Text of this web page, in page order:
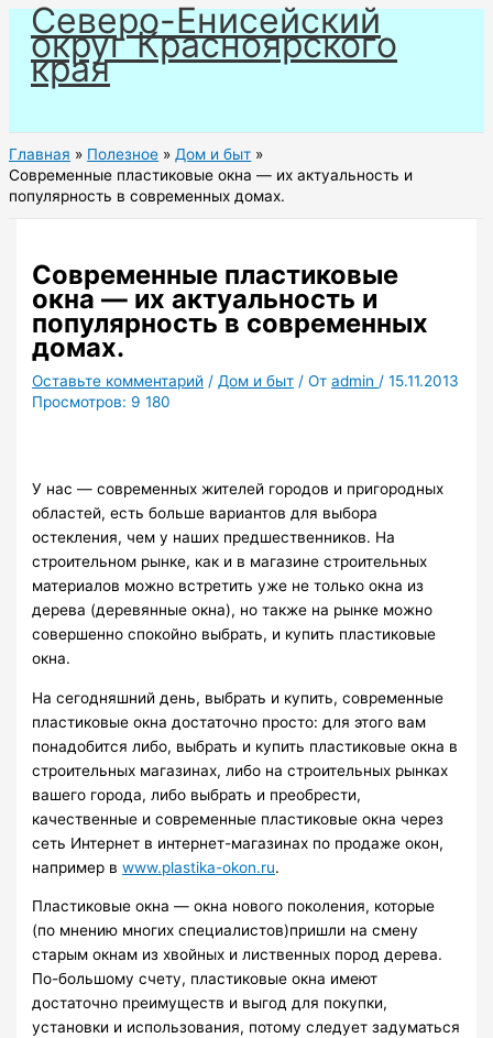
Перейти
содержимому
Северо-Енисейский
округ Красноярского
края
Главная Полезное
Дом и быт
Современные пластиковые окна — их актуальность и
популярность в современных домах.
Современные пластиковые
окна — их актуальность и
популярность в современных
домах.
Оставьте комментарий / Дом и быт / Отadmin /15.11.2013
Просмотров: 9 180
У нас — современных жителей городов и пригородных
областей, есть больше вариантов для выбора
остекления, чем у наших предшественников. На
строительном рынке, как и в магазине строительных
материалов можно встретить уже не только окна из
дерева (деревянные окна), но также на рынке можно
совершенно спокойно выбрать, и купить пластиковые
окна.
На сегодняшний день, выбрать и купить, современные
пластиковые окна достаточно просто: для этого вам
понадобится либо, выбрать и купить пластиковые окна в
строительных магазинах, либо на строительных рынках
вашего города, либо выбрать и преобрести,
качественные и современные пластиковые окна через
сеть Интернет в интернет-магазинах по продаже окон,
например вwww.plastika-okon.ru.
Пластиковые окна — окна нового поколения, которые
(по мнению многих специалистов)пришли на смену
старым окнам из хвойных и лиственных пород дерева.
По-большому счету, пластиковые окна имеют
достаточно преимуществ и выгод для покупки,
установки и использования, потому следует задуматься